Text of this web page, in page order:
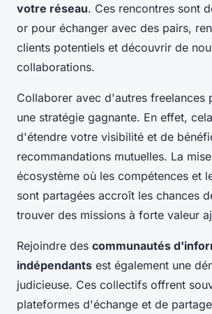
votre réseau. Ces rencontres sont
or pour échanger avec des pairs,
clients potentiels et découvrir de
collaborations.
Collaborer avec d'autres freelances
une stratégie gagnante. En effet,
d'étendre votre visibilité et de
recommandations mutuelles. La
écosystème où les compétences et
sont partagées accroît les chances
trouver des missions à forte valeur
Rejoindre des communautés
indépendants est également une
judicieuse. Ces collectifs offrent
plateformes d'échange et de